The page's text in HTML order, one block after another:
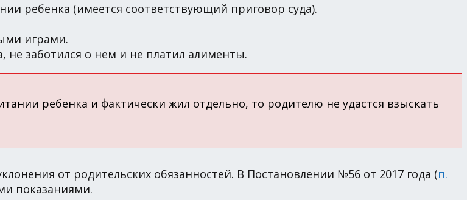
ребенка (имеется соответствующий приговор суда).
играми.
не заботился о нем и не платил алименты.
ребенка и фактически жил отдельно, то родителю не удастся взыскать
от родительских обязанностей. В Постановлении №56 от 2017 года (п.
показаниями.